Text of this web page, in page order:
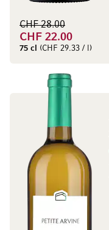
CHF 22.00
CHF 28.00
75 cl (CHF 29.33 / l)